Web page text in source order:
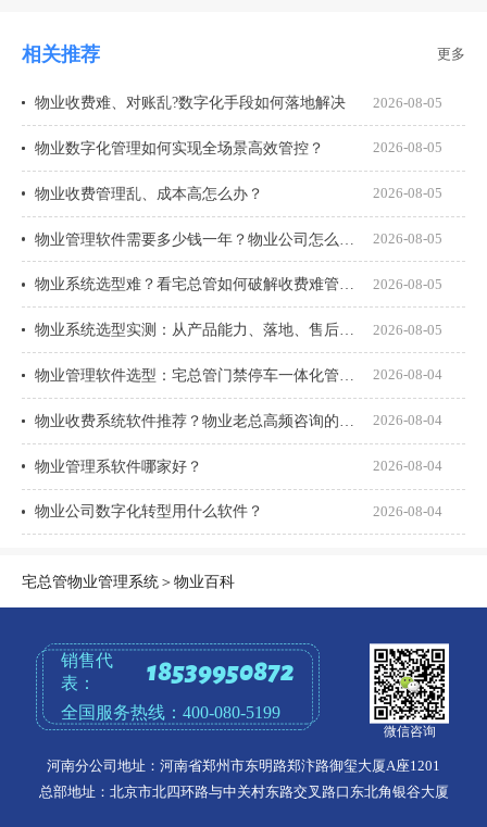
相关推荐 更多
物业收费难、对账乱?数字化手段如何落地解决 2026-08-05
物业数字化管理如何实现全场景高效管控？ 2026-08-05
物业收费管理乱、成本高怎么办？ 2026-08-05
2026-08-05
物业系统选型难？看宅总管如何破解收费难管理乱 2026-08-05
2026-08-05
2026-08-04
2026-08-04
物业管理系软件哪家好？ 2026-08-04
物业公司数字化转型用什么软件？ 2026-08-04
宅总管物业管理系统＞物业百科
销售代
表：
18539950872
全国服务热线：400-080-5199
微信咨询
河南分公司地址：河南省郑州市东明路郑汴路御玺大厦A座1201
总部地址：北京市北四环路与中关村东路交叉路口东北角银谷大厦